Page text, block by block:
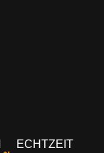
ECHTZEIT